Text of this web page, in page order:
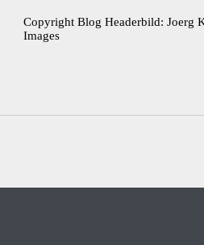
Copyright Blog Headerbild: Joerg
Images